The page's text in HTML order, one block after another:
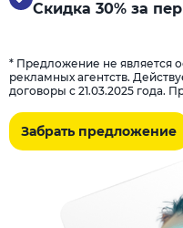
Скидка 30% за
* Предложение не является
рекламных агентств.
договоры с 21.03.2025 года.
Забрать предложение